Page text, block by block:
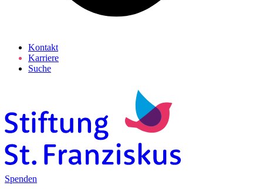
Kontakt
Karriere
Suche
Spenden